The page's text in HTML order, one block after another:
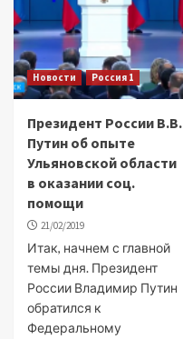
Новости Россия 1
Президент России В.В.
Путин об опыте
Ульяновской области
в оказании соц.
помощи
21/02/2019
Итак, начнем с главной
темы дня. Президент
России Владимир Путин
обратился к
Федеральному